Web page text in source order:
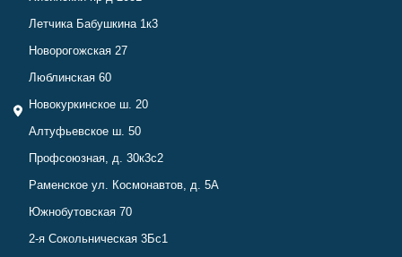
Летчика Бабушкина 1к3
Новорогожская 27
Люблинская 60
Новокуркинское ш. 20
Алтуфьевское ш. 50
Профсоюзная, д. 30к3с2
Раменское ул. Космонавтов, д. 5А
Южнобутовская 70
2-я Сокольническая 3Бс1